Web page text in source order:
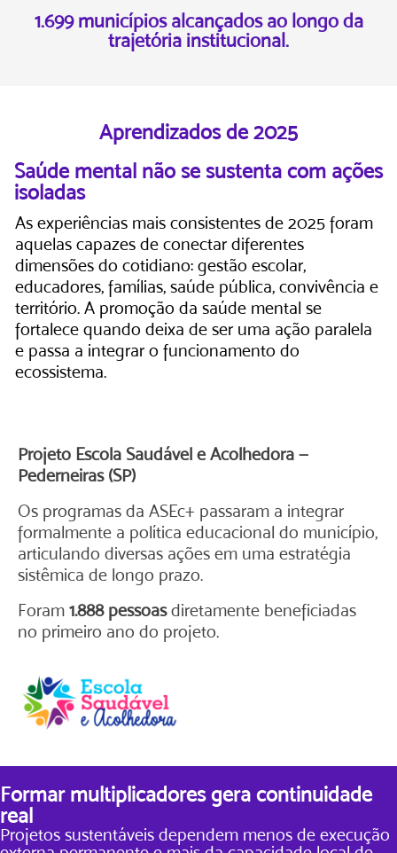
1.699 municípios alcançados ao longo da
trajetória institucional.
Aprendizados de 2025​
Saúde mental não se sustenta com ações
isoladas
As experiências mais consistentes de 2025 foram
aquelas capazes de conectar diferentes
dimensões do cotidiano: gestão escolar,
educadores, famílias, saúde pública, convivência e
território. A promoção da saúde mental se
fortalece quando deixa de ser uma ação paralela
e passa a integrar o funcionamento do
ecossistema.
Projeto Escola Saudável e Acolhedora —
Pederneiras (SP)
Os programas da ASEc+ passaram a integrar
formalmente a política educacional do município,
articulando diversas ações em uma estratégia
sistêmica de longo prazo.
Foram 1.888 pessoasdiretamente beneficiadas
no primeiro ano do projeto.
Formar multiplicadores gera continuidade
real
Projetos sustentáveis dependem menos de execução